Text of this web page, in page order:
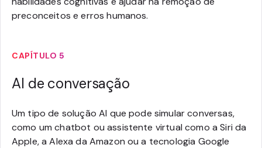
preconceitos e erros humanos.
CAPÍTULO 5
AI de conversação
Um tipo de solução AI que pode simular conversas,
como um chatbot ou assistente virtual como a Siri da
Apple, a Alexa da Amazon ou a tecnologia Google